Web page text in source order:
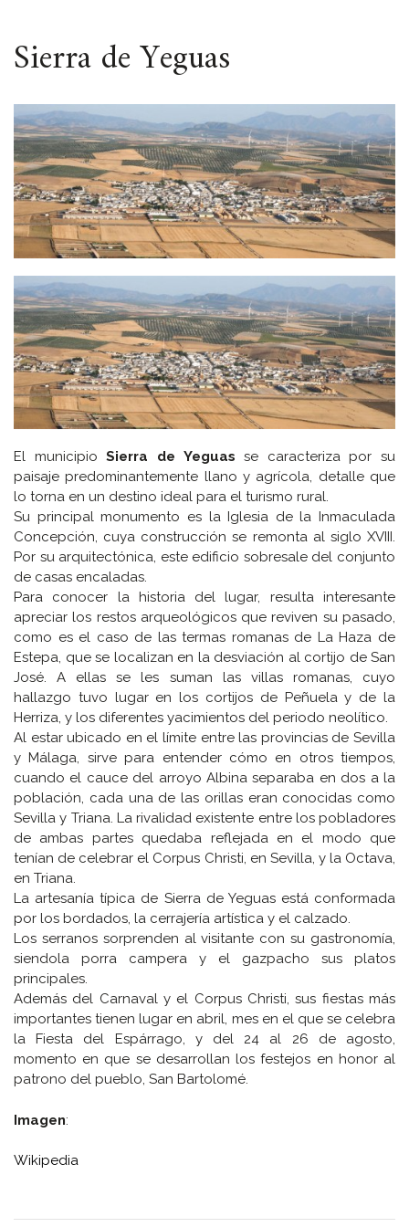
ESPACIO
Sierra de Yeguas
El municipioSierra de Yeguas se caracteriza por su
paisaje predominantemente llano y agrícola, detalle que
lo torna en un destino ideal para el turismo rural.
Su principal monumento es la Iglesia de la Inmaculada
Concepción, cuya construcción se remonta al siglo XVIII.
Por su arquitectónica, este edificio sobresale del conjunto
de casas encaladas.
Para conocer la historia del lugar, resulta interesante
apreciar los restos arqueológicos que reviven su pasado,
como es el caso de las termas romanas de La Haza de
Estepa, que se localizan en la desviación al cortijo de San
José. A ellas se les suman las villas romanas, cuyo
hallazgo tuvo lugar en los cortijos de Peñuela y de la
Herriza, y los diferentes yacimientos del periodo neolítico.
Al estar ubicado en el límite entre las provincias de Sevilla
y Málaga, sirve para entender cómo en otros tiempos,
cuando el cauce del arroyo Albina separaba en dos a la
población, cada una de las orillas eran conocidas como
Sevilla y Triana. La rivalidad existente entre los pobladores
de ambas partes quedaba reflejada en el modo que
tenían de celebrar el Corpus Christi, en Sevilla, y la Octava,
en Triana.
La artesanía típica de Sierra de Yeguas está conformada
por los bordados, la cerrajería artística y el calzado.
Los serranos sorprenden al visitante con su gastronomía,
siendola porra campera y el gazpacho sus platos
principales.
Además del Carnaval y el Corpus Christi, sus fiestas más
importantes tienen lugar en abril, mes en el que se celebra
la Fiesta del Espárrago, y del 24 al 26 de agosto,
momento en que se desarrollan los festejos en honor al
patrono del pueblo, San Bartolomé.
Imagen:
Wikipedia